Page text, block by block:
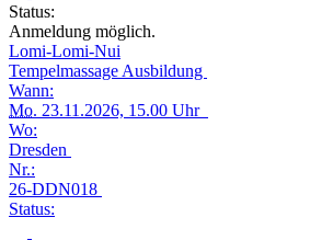
Status:
Anmeldung möglich.
Lomi-Lomi-Nui
Tempelmassage Ausbildung
Wann:
Mo. 23.11.2026, 15.00 Uhr
Wo:
Dresden
Nr.:
26-DDN018
Status: